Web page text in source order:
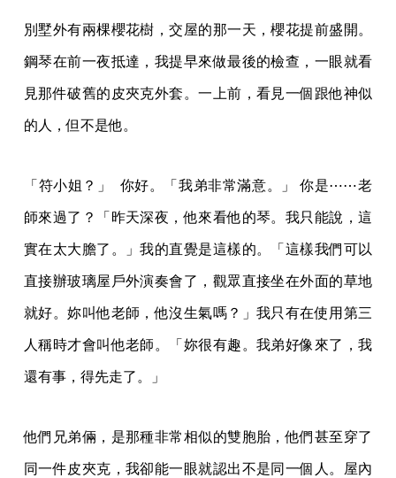
別墅外有兩棵櫻花樹，交屋的那一天，櫻花提前盛開。
鋼琴在前一夜抵達，我提早來做最後的檢查，一眼就看
見那件破舊的皮夾克外套。一上前，看見一個跟他神似
的人，但不是他。
「符小姐？」 你好。「我弟非常滿意。」 你是⋯⋯老
師來過了？「昨天深夜，他來看他的琴。我只能說，這
實在太大膽了。」我的直覺是這樣的。「這樣我們可以
直接辦玻璃屋戶外演奏會了，觀眾直接坐在外面的草地
就好。妳叫他老師，他沒生氣嗎？」我只有在使用第三
人稱時才會叫他老師。「妳很有趣。我弟好像來了，我
還有事，得先走了。」
他們兄弟倆，是那種非常相似的雙胞胎，他們甚至穿了
同一件皮夾克，我卻能一眼就認出不是同一個人。屋內